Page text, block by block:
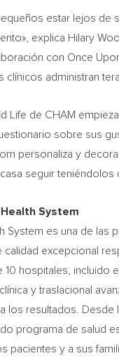
estar lejos de
explica Hilary
con Once
clínicos administran
Life de CHAM
sobre sus
personaliza y
seguir
System
System es una de las
calidad excepcional
10 hospitales, incluido el
y traslacional
los resultados. Desde
programa de salud
pacientes y a sus